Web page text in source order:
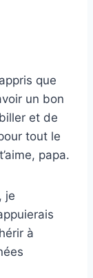
que
un bon
et de
tout le
papa.
je
à